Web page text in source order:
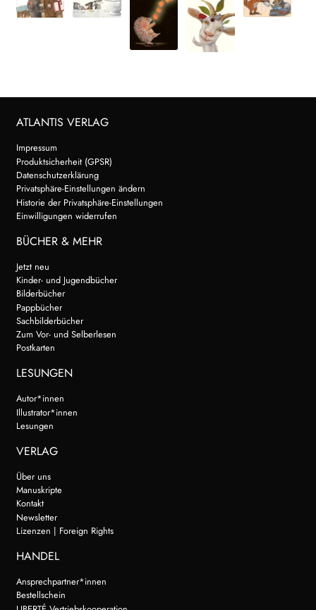
ATLANTIS VERLAG
Impressum
Produktsicherheit (GPSR)
Datenschutzerklärung
Privatsphäre-Einstellungen ändern
Historie der Privatsphäre-Einstellungen
Einwilligungen widerrufen
BÜCHER & MEHR
Jetzt neu
Kinder- und Jugendbücher
Bilderbücher
Pappbücher
Sachbilderbücher
Zum Vor- und Selberlesen
Postkarten
LESUNGEN
Autor*innen
Illustrator*innen
Lesungen
VERLAG
Über uns
Manuskripte
Kontakt
Newsletter
Lizenzen | Foreign Rights
HANDEL
Ansprechpartner*innen
Bestellschein